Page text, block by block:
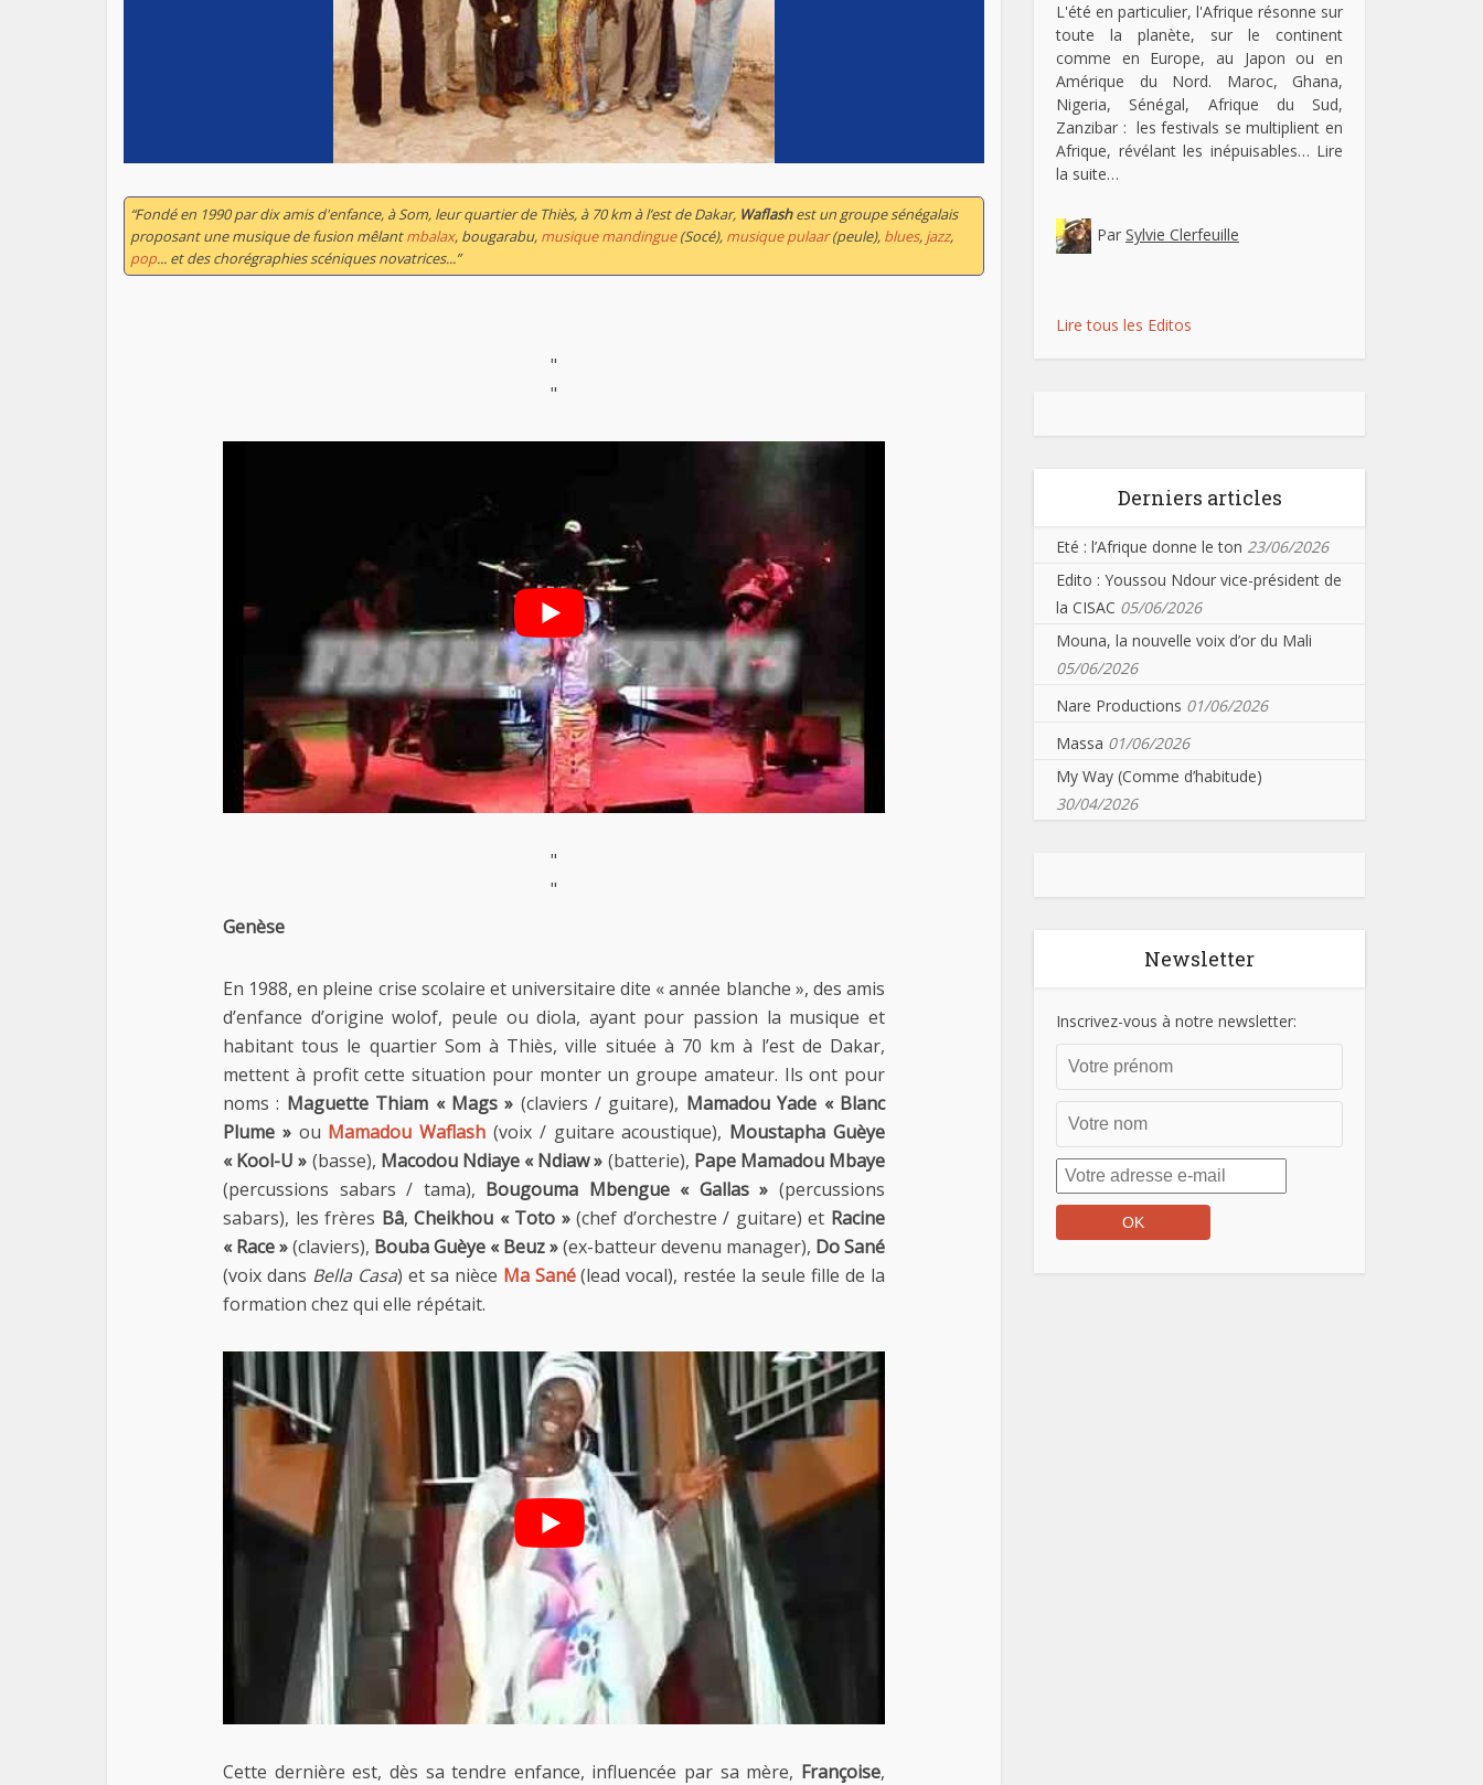
“Fondé en 1990 par dix amis d'enfance, à Som, leur quartier de Thiès, à 70 km à l’est de Dakar, Waflashest un groupe sénégalais
proposant une musique de fusion mêlantmbalax, bougarabu, musique mandingue(Socé), musique pulaar(peule), blues, jazz,
pop... et des chorégraphies scéniques novatrices...”
"
"
"
"
Genèse
En 1988, en pleine crise scolaire et universitaire dite « année blanche », des amis
d’enfance d’origine wolof, peule ou diola, ayant pour passion la musique et
habitant tous le quartier Som à Thiès, ville située à 70 km à l’est de Dakar,
mettent à profit cette situation pour monter un groupe amateur. Ils ont pour
noms : Maguette Thiam « Mags » (claviers / guitare), Mamadou Yade « Blanc
Plume »ou Mamadou Waflash (voix / guitare acoustique), Moustapha Guèye
« Kool-U » (basse), Macodou Ndiaye « Ndiaw » (batterie), Pape Mamadou Mbaye
(percussions sabars / tama), Bougouma Mbengue « Gallas » (percussions
sabars), les frères Bâ,Cheikhou « Toto »(chef d’orchestre / guitare) et Racine
« Race »(claviers), Bouba Guèye « Beuz »(ex-batteur devenu manager), Do Sané
(voix dans Bella Casa) et sa nièce Ma Sané(lead vocal), restée la seule fille de la
formation chez qui elle répétait.
Cette dernière est, dès sa tendre enfance, influencée par sa mère, Françoise,
L'été en particulier, l'Afrique résonne sur
toute la planète, sur le continent
comme en Europe, au Japon ou en
Amérique du Nord. Maroc, Ghana,
Nigeria, Sénégal, Afrique du Sud,
Zanzibar : les festivals se multiplient en
Afrique, révélant les inépuisables… Lire
la suite…
Par Sylvie Clerfeuille
Lire tous les Editos
Derniers articles
Eté : l’Afrique donne le ton 23/06/2026
Edito : Youssou Ndour vice-président de
la CISAC 05/06/2026
Mouna, la nouvelle voix d’or du Mali
05/06/2026
Nare Productions 01/06/2026
Massa 01/06/2026
My Way (Comme d’habitude)
30/04/2026
Newsletter
Inscrivez-vous à notre newsletter: